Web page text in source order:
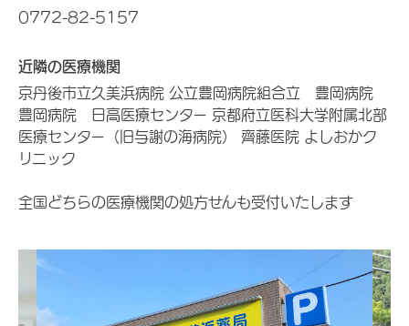
0772-82-5157
近隣の医療機関
京丹後市立久美浜病院 公立豊岡病院組合立 豊岡病院
豊岡病院 日高医療センター 京都府立医科大学附属北部
医療センター（旧与謝の海病院） 齊藤医院 よしおかク
リニック
全国どちらの医療機関の処方せんも受付いたします